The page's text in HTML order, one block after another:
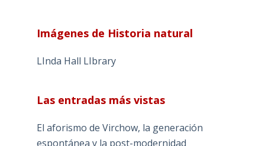
Imágenes de Historia natural
LInda Hall LIbrary
Las entradas más vistas
El aforismo de Virchow, la generación
espontánea y la post-modernidad